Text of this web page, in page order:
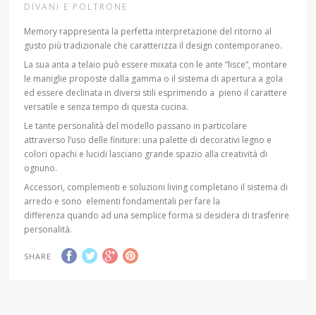
DIVANI E POLTRONE
Memory rappresenta la perfetta interpretazione del ritorno al
gusto più tradizionale che caratterizza il design contemporaneo.
La sua anta a telaio può essere mixata con le ante “lisce”, montare
le maniglie proposte dalla gamma o il sistema di apertura a gola
ed essere declinata in diversi stili esprimendo a pieno il carattere
versatile e senza tempo di questa cucina.
Le tante personalità del modello passano in particolare
attraverso l’uso delle finiture: una palette di decorativi legno e
colori opachi e lucidi lasciano grande spazio alla creatività di
ognuno.
Accessori, complementi e soluzioni living completano il sistema di
arredo e sono elementi fondamentali per fare la
differenza quando ad una semplice forma si desidera di trasferire
personalità.
SHARE